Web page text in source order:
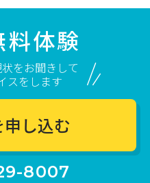
料体験
をお聞きして
スをします
し込む
8007